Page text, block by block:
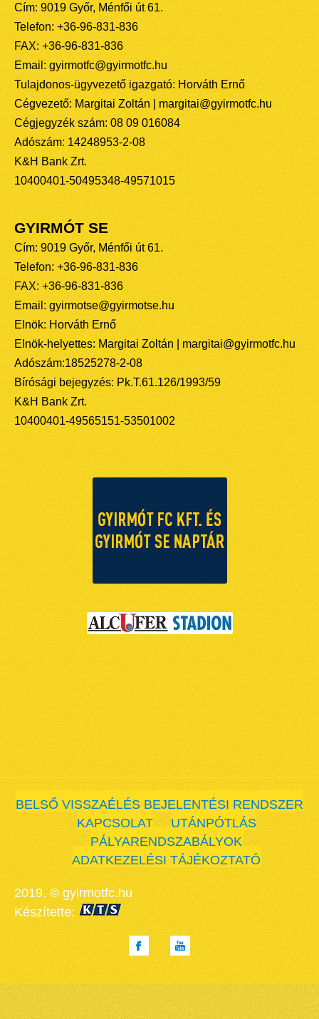
Cím: 9019 Győr, Ménfői út 61.
Telefon: +36-96-831-836
FAX: +36-96-831-836
Email: gyirmotfc@gyirmotfc.hu
Tulajdonos-ügyvezető igazgató: Horváth Ernő
Cégvezető: Margitai Zoltán | margitai@gyirmotfc.hu
Cégjegyzék szám: 08 09 016084
Adószám: 14248953-2-08
K&H Bank Zrt.
10400401-50495348-49571015
GYIRMÓT SE
Cím: 9019 Győr, Ménfői út 61.
Telefon: +36-96-831-836
FAX: +36-96-831-836
Email: gyirmotse@gyirmotse.hu
Elnök: Horváth Ernő
Elnök-helyettes: Margitai Zoltán | margitai@gyirmotfc.hu
Adószám:18525278-2-08
Bírósági bejegyzés: Pk.T.61.126/1993/59
K&H Bank Zrt.
10400401-49565151-53501002
BELSŐ VISSZAÉLÉS BEJELENTÉSI RENDSZER
KAPCSOLAT
UTÁNPÓTLÁS
PÁLYARENDSZABÁLYOK
ADATKEZELÉSI TÁJÉKOZTATÓ
2019. © gyirmotfc.hu
Készítette: